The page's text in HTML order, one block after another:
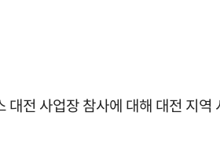
전 사업장 참사에 대해 대전 지